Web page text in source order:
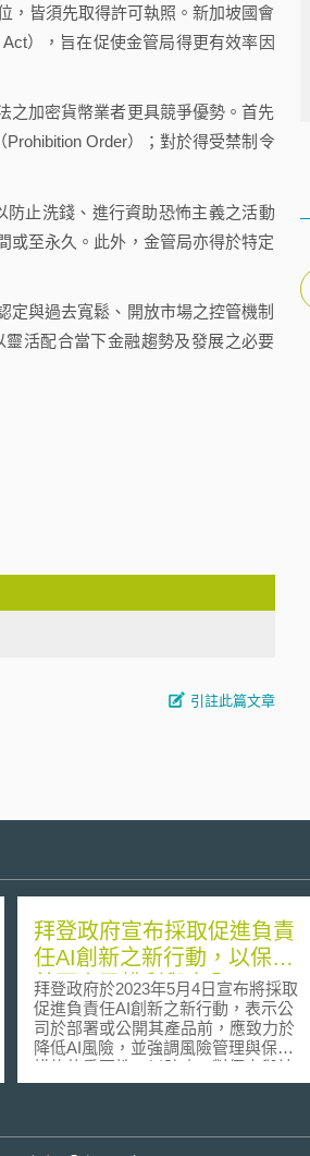
，皆須先取得許可執照。新加坡國會
），旨在促使金管局得更有效率因
加密貨幣業者更具競爭優勢。首先
Order）；對於得受禁制令
止洗錢、進行資助恐怖主義之活動
或至永久。此外，金管局亦得於特定
與過去寬鬆、開放市場之控管機制
活配合當下金融趨勢及發展之必要
引註此篇文章
拜登政府宣布採取促進負責
任AI創新之新行動，以保護
美國人民權利與安全
拜登政府於2023年5月4日宣布將採取
促進負責任AI創新之新行動，表示公
司於部署或公開其產品前，應致力於
降低AI風險，並強調風險管理與保障
措施的重要性，以防止AI對個人與社
會造成潛在危害。此外，拜登總統於2